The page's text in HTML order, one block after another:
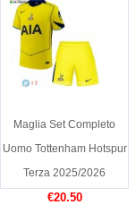
Maglia Set Completo
Uomo Tottenham Hotspur
Terza 2025/2026
€20.50